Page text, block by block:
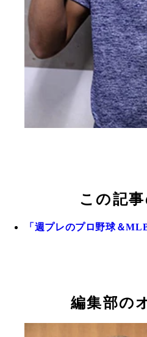
この記
「週プレのプロ野球＆MLB
編集部の